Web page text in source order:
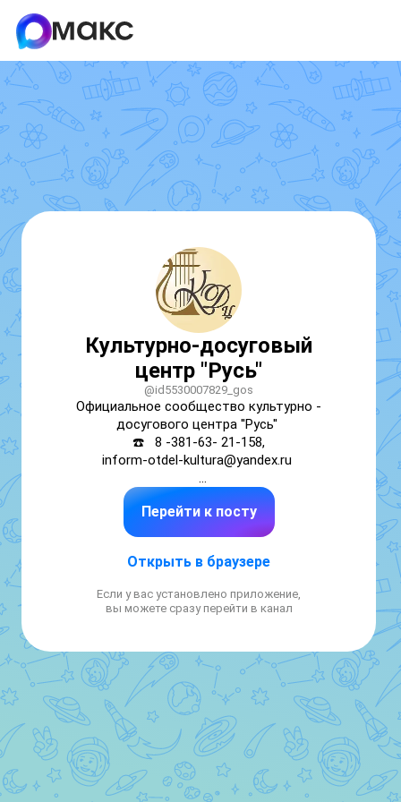
Культурно-досуговый
центр "Русь"
@id5530007829_gos
Официальное сообщество культурно -
досугового центра ''Русь''
☎️   8 -381-63- 21-158,
inform-otdel-kultura@yandex.ru
➡️ Здесь вы сможете найти необходимую
информацию о всех мероприятиях,
происходящих в стенах здания.
➡️ Мы в "Одноклассниках"
Перейти к посту
Открыть в браузере
Если у вас установлено приложение,
вы можете сразу перейти в канал